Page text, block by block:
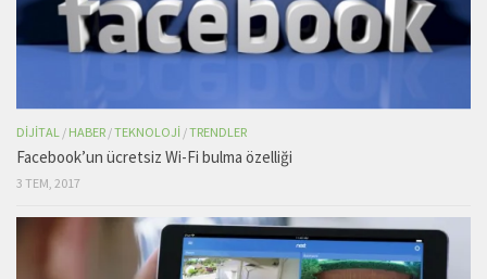
DIJITAL / HABER /TEKNOLOJI /TRENDLER
Facebook’un ücretsiz Wi-Fi bulma özelliği
3 TEM, 2017